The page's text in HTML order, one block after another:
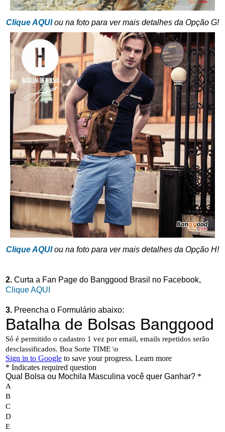
Clique AQUIou na foto para ver mais detalhes da Opção G!
Clique AQUIou na foto para ver mais detalhes da Opção H!
2. Curta a Fan Page do Banggood Brasil no Facebook,
Clique AQUI
3. Preencha o Formulário abaixo: